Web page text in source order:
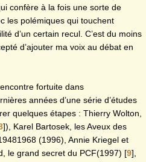
confère à la fois une sorte de
les polémiques qui touchent
d’un certain recul. C’est du moins
d’ajouter ma voix au débat en
fortuite dans
années d’une série d’études
quelques étapes : Thierry Wolton,
]), Karel Bartosek, les Aveux des
(1996), Annie Kriegel et
le grand secret du PCF(1997) [9]